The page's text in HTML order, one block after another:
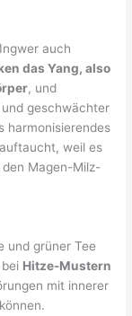
auch
das Yang, also
, und
geschwächter
harmonisierendes
weil es
Magen-Milz-
und grüner Tee
Hitze-Mustern
mit innerer